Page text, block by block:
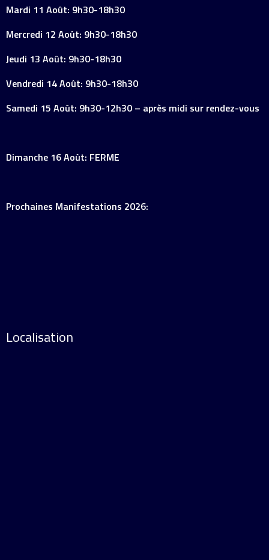
Mardi 11 Août: 9h30-18h30
Mercredi 12 Août: 9h30-18h30
Jeudi 13 Août: 9h30-18h30
Vendredi 14 Août: 9h30-18h30
Samedi 15 Août: 9h30-12h30 – après midi sur rendez-vous
Dimanche 16 Août: FERME
Prochaines Manifestations 2026:
Localisation